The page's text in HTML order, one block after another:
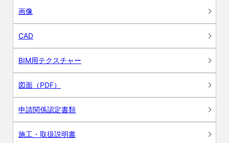
画像
CAD
BIM用テクスチャー
図面（PDF）
申請関係認定書類
施工・取扱説明書